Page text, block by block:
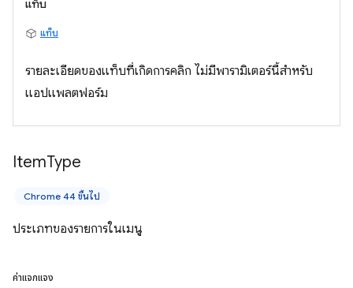
แท็บ
แท็บ
รายละเอียดของแท็บที่เกิดการคลิก ไม่มีพารามิเตอร์นี้สำหรับ
แอปแพลตฟอร์ม
ItemType
Chrome 44 ขึ้นไป
ประเภทของรายการในเมนู
ค่าแจกแจง